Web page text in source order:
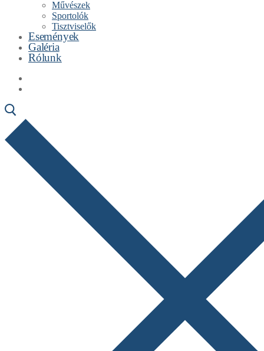
Művészek
Sportolók
Tisztviselők
Események
Galéria
Rólunk